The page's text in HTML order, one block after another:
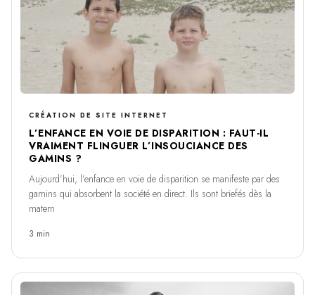
CRÉATION DE SITE INTERNET
L’ENFANCE EN VOIE DE DISPARITION : FAUT-IL
VRAIMENT FLINGUER L’INSOUCIANCE DES
GAMINS ?
Aujourd’hui, l’enfance en voie de disparition se manifeste par des
gamins qui absorbent la société en direct. Ils sont briefés dès la
matern
3 min